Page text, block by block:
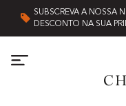
SUBSCREVA A NOSSA
DESCONTO NA SUA